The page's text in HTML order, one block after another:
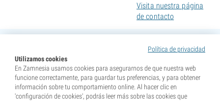
Política de privacidad
Utilizamos cookies
En Zamnesia usamos cookies para asegurarnos de que nuestra web
funcione correctamente, para guardar tus preferencias, y para obtener
información sobre tu comportamiento online. Al hacer clic en
'configuración de cookies', podrás leer más sobre las cookies que
Visita nuestra página
de contacto